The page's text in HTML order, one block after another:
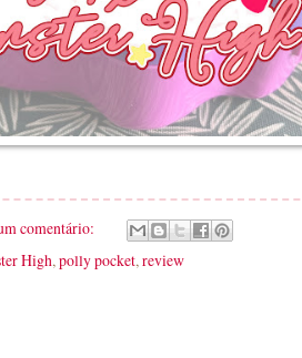
comentário:
High,polly pocket,review